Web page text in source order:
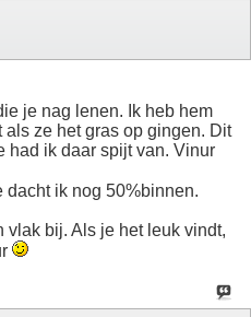
je nag lenen. Ik heb hem
ze het gras op gingen. Dit
had ik daar spijt van. Vinur
dacht ik nog 50%binnen.
vlak bij. Als je het leuk vindt,